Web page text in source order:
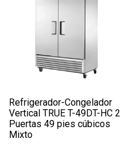
Refrigerador-Congelador
Vertical TRUE T-49DT-HC 2
Puertas 49 pies cúbicos
Mixto